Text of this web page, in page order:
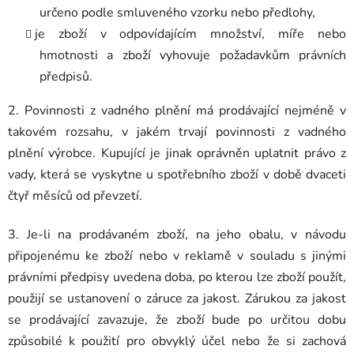
určeno podle smluveného vzorku nebo předlohy,
je zboží v odpovídajícím množství, míře nebo
hmotnosti a zboží vyhovuje požadavkům právních
předpisů.
2. Povinnosti z vadného plnění má prodávající nejméně v
takovém rozsahu, v jakém trvají povinnosti z vadného
plnění výrobce. Kupující je jinak oprávněn uplatnit právo z
vady, která se vyskytne u spotřebního zboží v době dvaceti
čtyř měsíců od převzetí.
3. Je-li na prodávaném zboží, na jeho obalu, v návodu
připojenému ke zboží nebo v reklamě v souladu s jinými
právními předpisy uvedena doba, po kterou lze zboží použít,
použijí se ustanovení o záruce za jakost. Zárukou za jakost
se prodávající zavazuje, že zboží bude po určitou dobu
způsobilé k použití pro obvyklý účel nebo že si zachová